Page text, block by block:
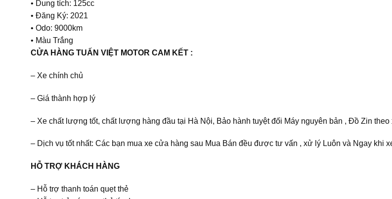
• Dung tích: 125cc
• Đăng Ký: 2021
• Odo: 9000km
• Màu Trắng
CỬA HÀNG TUẤN VIỆT MOTOR CAM KẾT :
– Xe chính chủ
– Giá thành hợp lý
– Xe chất lượng tốt, chất lượng hàng đầu tại Hà Nội, Bảo hành tuyệt đối Máy nguyên bản , Đồ Zin theo
– Dịch vụ tốt nhất: Các bạn mua xe cửa hàng sau Mua Bán đều được tư vấn , xử lý Luôn và Ngay khi
HỖ TRỢ KHÁCH HÀNG
– Hỗ trợ thanh toán quẹt thẻ